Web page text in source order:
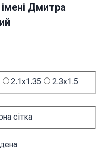
Дмитра
2.1x1.35
2.3x1.5
сітка